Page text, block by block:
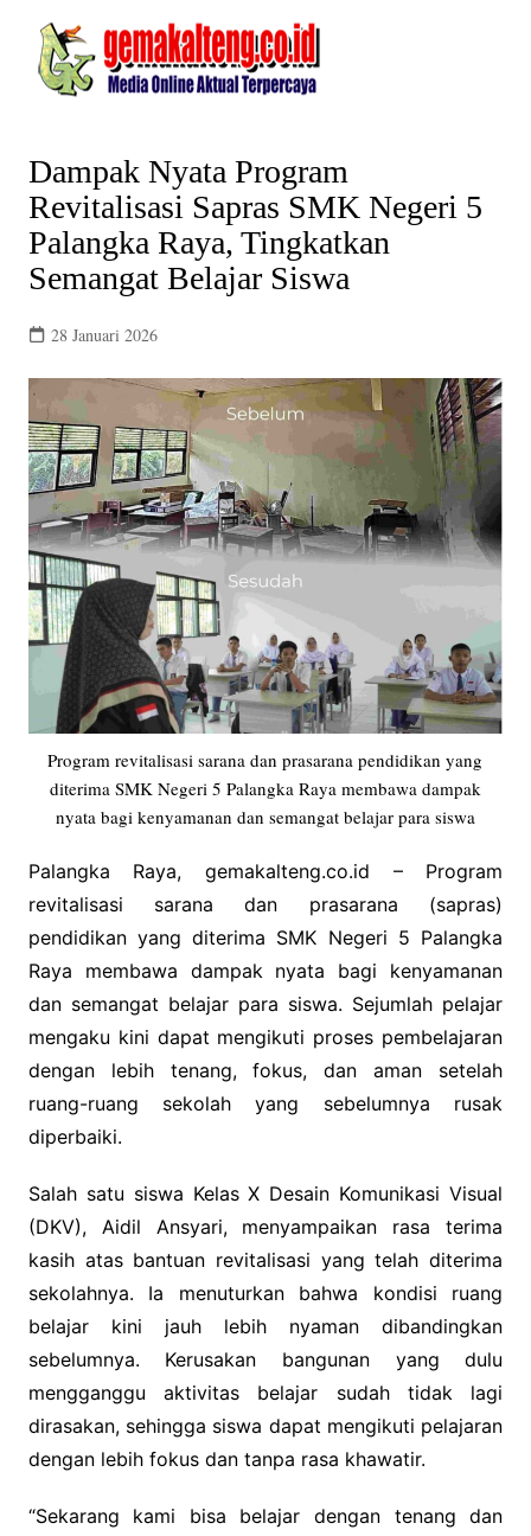
content
Dampak Nyata Program
Revitalisasi Sapras SMK Negeri 5
Palangka Raya, Tingkatkan
Semangat Belajar Siswa
28 Januari 2026
Program revitalisasi sarana dan prasarana pendidikan yang
diterima SMK Negeri 5 Palangka Raya membawa dampak
nyata bagi kenyamanan dan semangat belajar para siswa
Palangka Raya, gemakalteng.co.id – Program
revitalisasi sarana dan prasarana (sapras)
pendidikan yang diterima SMK Negeri 5 Palangka
Raya membawa dampak nyata bagi kenyamanan
dan semangat belajar para siswa. Sejumlah pelajar
mengaku kini dapat mengikuti proses pembelajaran
dengan lebih tenang, fokus, dan aman setelah
ruang-ruang sekolah yang sebelumnya rusak
diperbaiki.
‎Salah satu siswa Kelas X Desain Komunikasi Visual
(DKV), Aidil Ansyari, menyampaikan rasa terima
kasih atas bantuan revitalisasi yang telah diterima
sekolahnya. Ia menuturkan bahwa kondisi ruang
belajar kini jauh lebih nyaman dibandingkan
sebelumnya. Kerusakan bangunan yang dulu
mengganggu aktivitas belajar sudah tidak lagi
dirasakan, sehingga siswa dapat mengikuti pelajaran
dengan lebih fokus dan tanpa rasa khawatir.
‎“Sekarang kami bisa belajar dengan tenang dan